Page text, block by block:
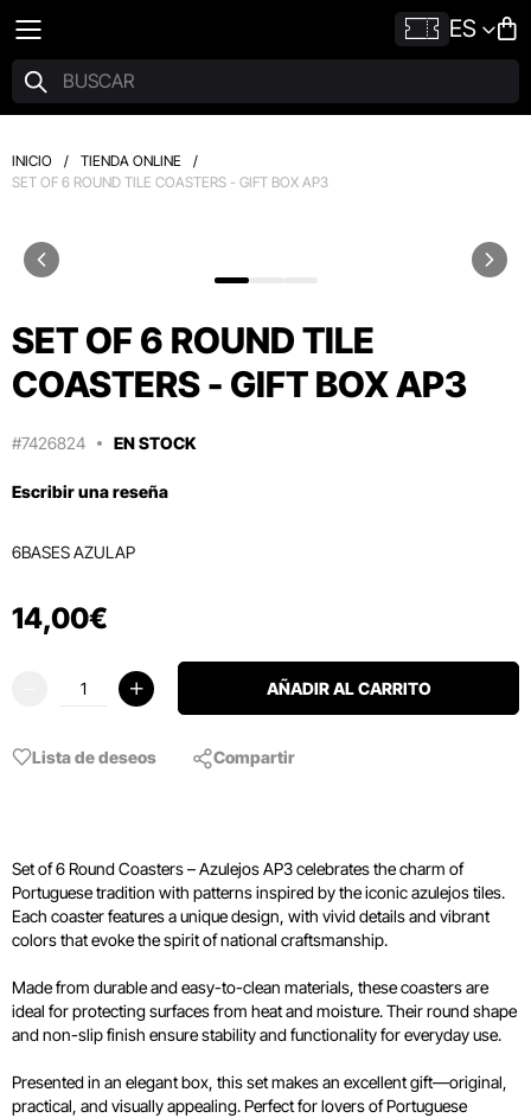
ES
INICIO / TIENDA ONLINE
/
SET OF 6 ROUND TILE COASTERS - GIFT BOX AP3
SET OF 6 ROUND TILE
COASTERS - GIFT BOX AP3
#7426824 EN STOCK
Escribir una reseña
6BASES AZULAP
14,00€
AÑADIR AL CARRITO
Lista de deseos Compartir
Set of 6 Round Coasters – Azulejos AP3 celebrates the charm of
Portuguese tradition with patterns inspired by the iconic azulejos tiles.
Each coaster features a unique design, with vivid details and vibrant
colors that evoke the spirit of national craftsmanship.
Made from durable and easy-to-clean materials, these coasters are
ideal for protecting surfaces from heat and moisture. Their round shape
and non-slip finish ensure stability and functionality for everyday use.
Presented in an elegant box, this set makes an excellent gift—original,
practical, and visually appealing. Perfect for lovers of Portuguese